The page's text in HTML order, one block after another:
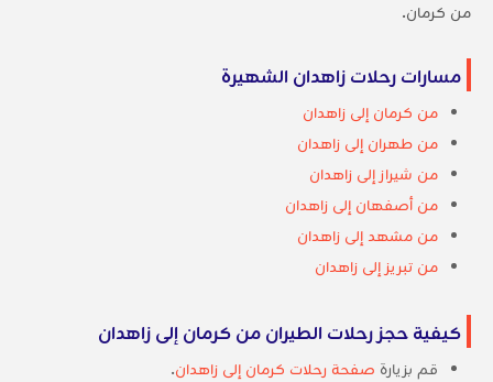
من كرمان.
مسارات رحلات زاهدان الشهيرة
من كرمان إلى زاهدان
من طهران إلى زاهدان
من شيراز إلى زاهدان
من أصفهان إلى زاهدان
من مشهد إلى زاهدان
من تبريز إلى زاهدان
كيفية حجز رحلات الطيران من كرمان إلى زاهدان
قم بزيارة صفحة رحلات كرمان إلى زاهدان.